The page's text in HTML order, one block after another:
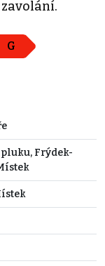
G
Frýdek-